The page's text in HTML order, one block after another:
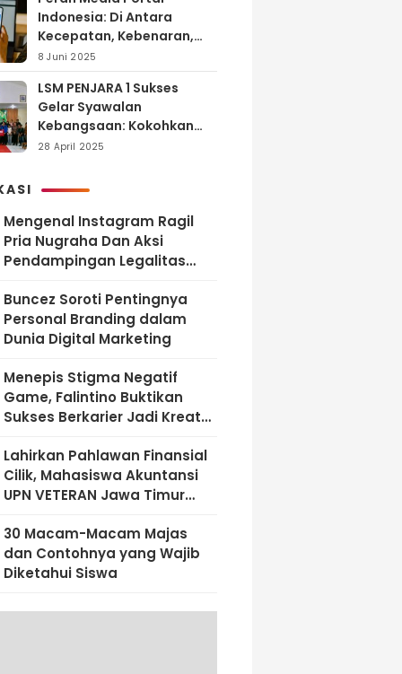
Indonesia: Di Antara
Kecepatan, Kebenaran,
dan Tanggung Jawab
8 Juni 2025
LSM PENJARA 1 Sukses
Gelar Syawalan
Kebangsaan: Kokohkan
Tekad Melawan Korupsi
28 April 2025
Mengenal Instagram Ragil
Pria Nugraha Dan Aksi
Pendampingan Legalitas
‎Buncez Soroti Pentingnya
Personal Branding dalam
Dunia Digital Marketing
Menepis Stigma Negatif
Game, Falintino Buktikan
Sukses Berkarier Jadi Kreator
Lahirkan Pahlawan Finansial
Cilik, Mahasiswa Akuntansi
UPN VETERAN Jawa Timur
Dengan Literasi Keuangan
Sejak Dini
30 Macam-Macam Majas
dan Contohnya yang Wajib
Diketahui Siswa